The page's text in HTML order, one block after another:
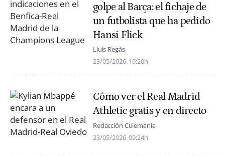
golpe al Barça: el fichaje de
un futbolista que ha pedido
Hansi Flick
Lluís Regàs
23/05/2026 10:20h
Cómo ver el Real Madrid-
Athletic gratis y en directo
Redacción Culemanía
23/05/2026 09:24h